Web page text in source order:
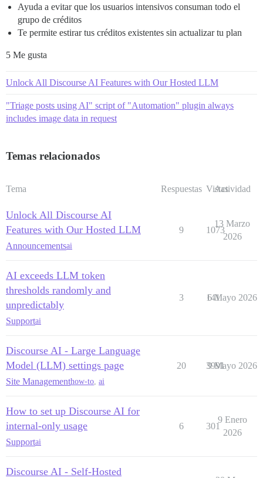
Ayuda a evitar que los usuarios intensivos consuman todo el
grupo de créditos
Te permite estirar tus créditos existentes sin actualizar tu plan
5 Me gusta
Unlock All Discourse AI Features with Our Hosted LLM
"Triage posts using AI" script of "Automation" plugin always
includes image data in request
Temas relacionados
Tema Respuestas Vistas
Actividad
Unlock All Discourse AI
Features with Our Hosted LLM
Announcementsai
9 1073
13 Marzo
2026
AI exceeds LLM token
thresholds randomly and
unpredictably
Supportai
3 141
6 Mayo 2026
Discourse AI - Large Language
Model (LLM) settings page
Site Managementhow-to, ai
20 3991
9 Mayo 2026
How to set up Discourse AI for
internal-only usage
Supportai
6 301
9 Enero
2026
Discourse AI - Self-Hosted